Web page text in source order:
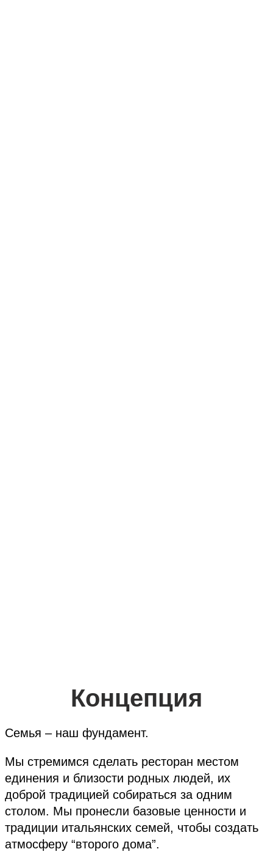
Концепция
Семья – наш фундамент.
Мы стремимся сделать ресторан местом
единения и близости родных людей, их
доброй традицией собираться за одним
столом. Мы пронесли базовые ценности и
традиции итальянских семей, чтобы создать
атмосферу “второго дома”.